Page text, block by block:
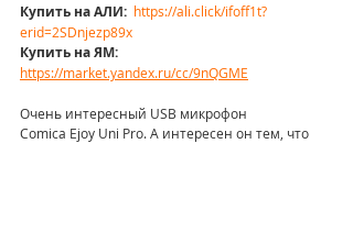
Купить на АЛИ: https://ali.click/ifoff1t?
erid=2SDnjezp89x
Купить на ЯМ:
https://market.yandex.ru/cc/9nQGME
Очень интересный USB микрофон
Comica Ejoy Uni Pro. А интересен он тем, что